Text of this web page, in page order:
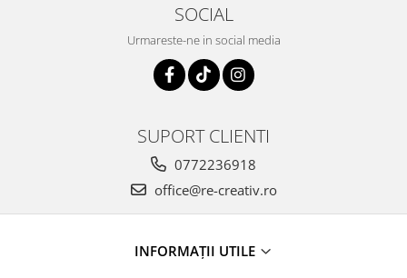
SOCIAL
Urmareste-ne in social media
SUPORT CLIENTI
0772236918
office@re-creativ.ro
INFORMAȚII UTILE